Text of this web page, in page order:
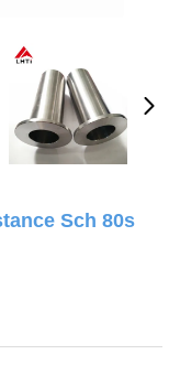
Sch 80s